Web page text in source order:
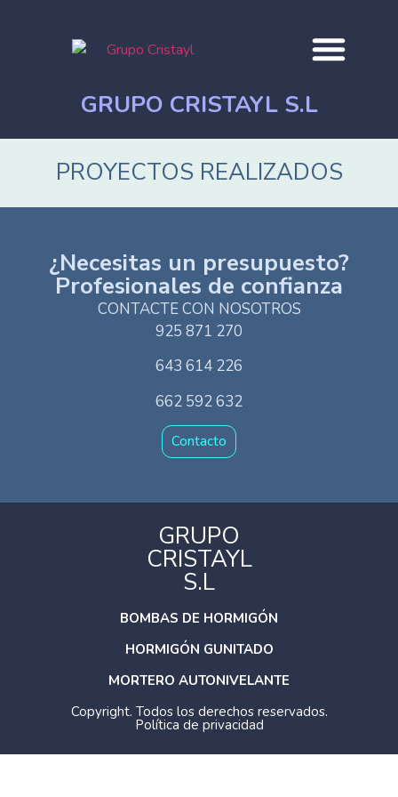
GRUPO CRISTAYL S.L
PROYECTOS REALIZADOS
¿Necesitas un presupuesto?
Profesionales de confianza
CONTACTE CON NOSOTROS
925 871 270
643 614 226
662 592 632
Contacto
GRUPO
CRISTAYL
S.L
BOMBAS DE HORMIGÓN
HORMIGÓN GUNITADO
MORTERO AUTONIVELANTE
Copyright. Todos los derechos reservados.
Política de privacidad